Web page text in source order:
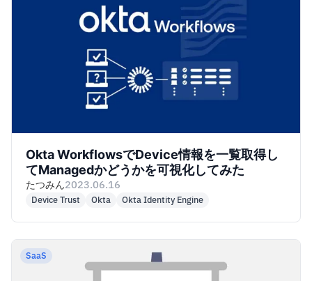
Okta WorkflowsでDevice情報を一覧取得し
てManagedかどうかを可視化してみた
たつみん2023.06.16
Device Trust Okta Okta Identity Engine
SaaS